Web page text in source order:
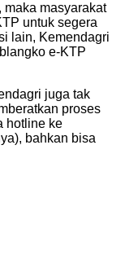
maka masyarakat
untuk segera
lain, Kemendagri
e-KTP
juga tak
proses
hotline ke
bahkan bisa